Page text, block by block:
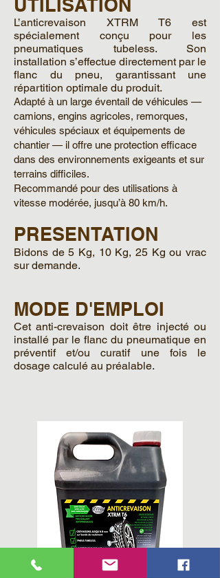
UTILISATION
L’anticrevaison XTRM T6 est
spécialement conçu pour les
pneumatiques tubeless. Son
installation s’effectue directement par le
flanc du pneu, garantissant une
répartition optimale du produit.
Adapté à un large éventail de véhicules —
camions, engins agricoles, remorques,
véhicules spéciaux et équipements de
chantier — il offre une protection efficace
dans des environnements exigeants et sur
terrains difficiles.
Recommandé pour des utilisations à
vitesse modérée, jusqu’à 80 km/h.
PRESENTATION
Bidons de 5 Kg, 10 Kg, 25 Kg ou vrac
sur demande.
MODE D'EMPLOI
Cet anti-crevaison doit être injecté ou
installé par le flanc du pneumatique en
préventif et/ou curatif une fois le
dosage calculé au préalable.